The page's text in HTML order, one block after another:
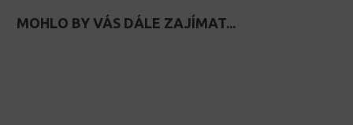
MOHLO BY VÁS DÁLE ZAJÍMAT...